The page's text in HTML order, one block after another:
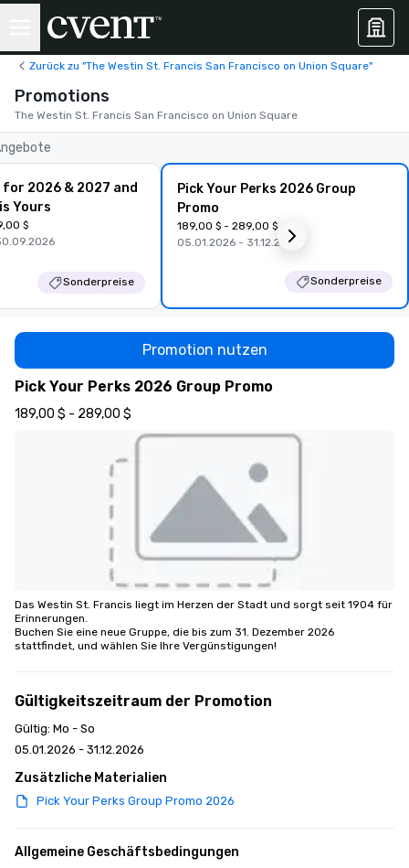
Zurück zu "The Westin St. Francis San Francisco on Union Square"
Promotions
The Westin St. Francis San Francisco on Union Square
for 2026 & 2027 and
Yours
$
Sonderpreise
Pick Your Perks 2026 Group
Promo
189,00 $ - 289,00 $
05.01.2026 - 31.12.2026
Sonderpreise
Pick Your Perks 2026 Group Promo
Promotion nutzen
189,00 $ - 289,00 $
Das Westin St. Francis liegt im Herzen der Stadt und sorgt seit 1904 für
Erinnerungen.
Buchen Sie eine neue Gruppe, die bis zum 31. Dezember 2026
stattfindet, und wählen Sie Ihre Vergünstigungen!
Gültigkeitszeitraum der Promotion
Gültig: Mo - So
05.01.2026 - 31.12.2026
Zusätzliche Materialien
Pick Your Perks Group Promo 2026
Allgemeine Geschäftsbedingungen